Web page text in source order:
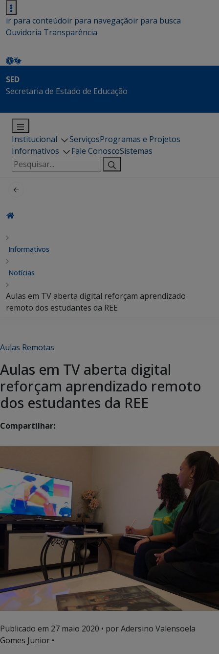
ir para conteúdoir para navegaçãoir para busca
Ouvidoria Transparência
SED
Secretaria de Estado de Educação
Institucional ServiçosProgramas e Projetos
Informativos
Fale ConoscoSistemas
Pesquisar
por:
Informativos
Notícias
Aulas em TV aberta digital reforçam aprendizado
remoto dos estudantes da REE
Aulas Remotas
Aulas em TV aberta digital
reforçam aprendizado remoto
dos estudantes da REE
Compartilhar:
Publicado em 27 maio 2020 • por Adersino Valensoela
Gomes Junior •